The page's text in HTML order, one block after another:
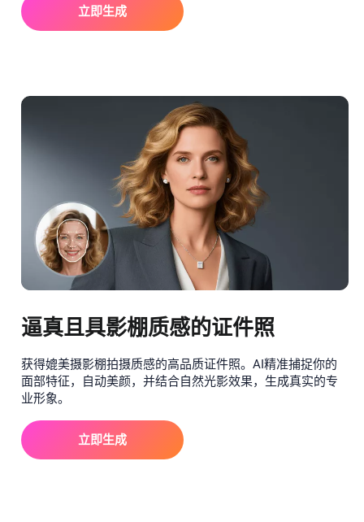
立即生成
逼真且具影棚质感的证件照
获得媲美摄影棚拍摄质感的高品质证件照。AI精准捕捉你的
面部特征，自动美颜，并结合自然光影效果，生成真实的专
业形象。
立即生成